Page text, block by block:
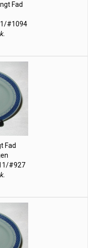
Fad
#1094
Fad
#927